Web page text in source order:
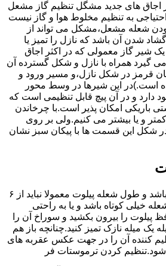
اجاق های جدید مشگل تنظیم گاز مشعل
به تنظیم مخلوط هوا و گاز نیست
شعله مشعل،مشکل می تواند از
شدن آن باشد که نازل را تمیز یا
شیر گاز معمولی که در اکثر اجاق
می گیرد همراه با نازل و شکل گسترده آن
قرمز در شکل نازل،و مسیر ورود و
است.)در این شیرها در وسط محور
و در آن پیچ قابل تنظیمی است که
باریکی امکان پذیر است.با چرخاندن
و یا بیشتر می کنیم.ولی بر روی
شکل این قسمت ها با پیکان سبز نشان
رنگ شعله پیلوت باید آبی باشد و طول شعله پیلوت معمولا نباید از ۶
خیلی کوتاه باشد و یا به راحتی
را بیرون بکشید و سوراخ آن را
یک میله نازک تمیز کنید.چنانچه باز هم
کننده آن را در جهت عکس عقربه های
کردن ترموستات فر